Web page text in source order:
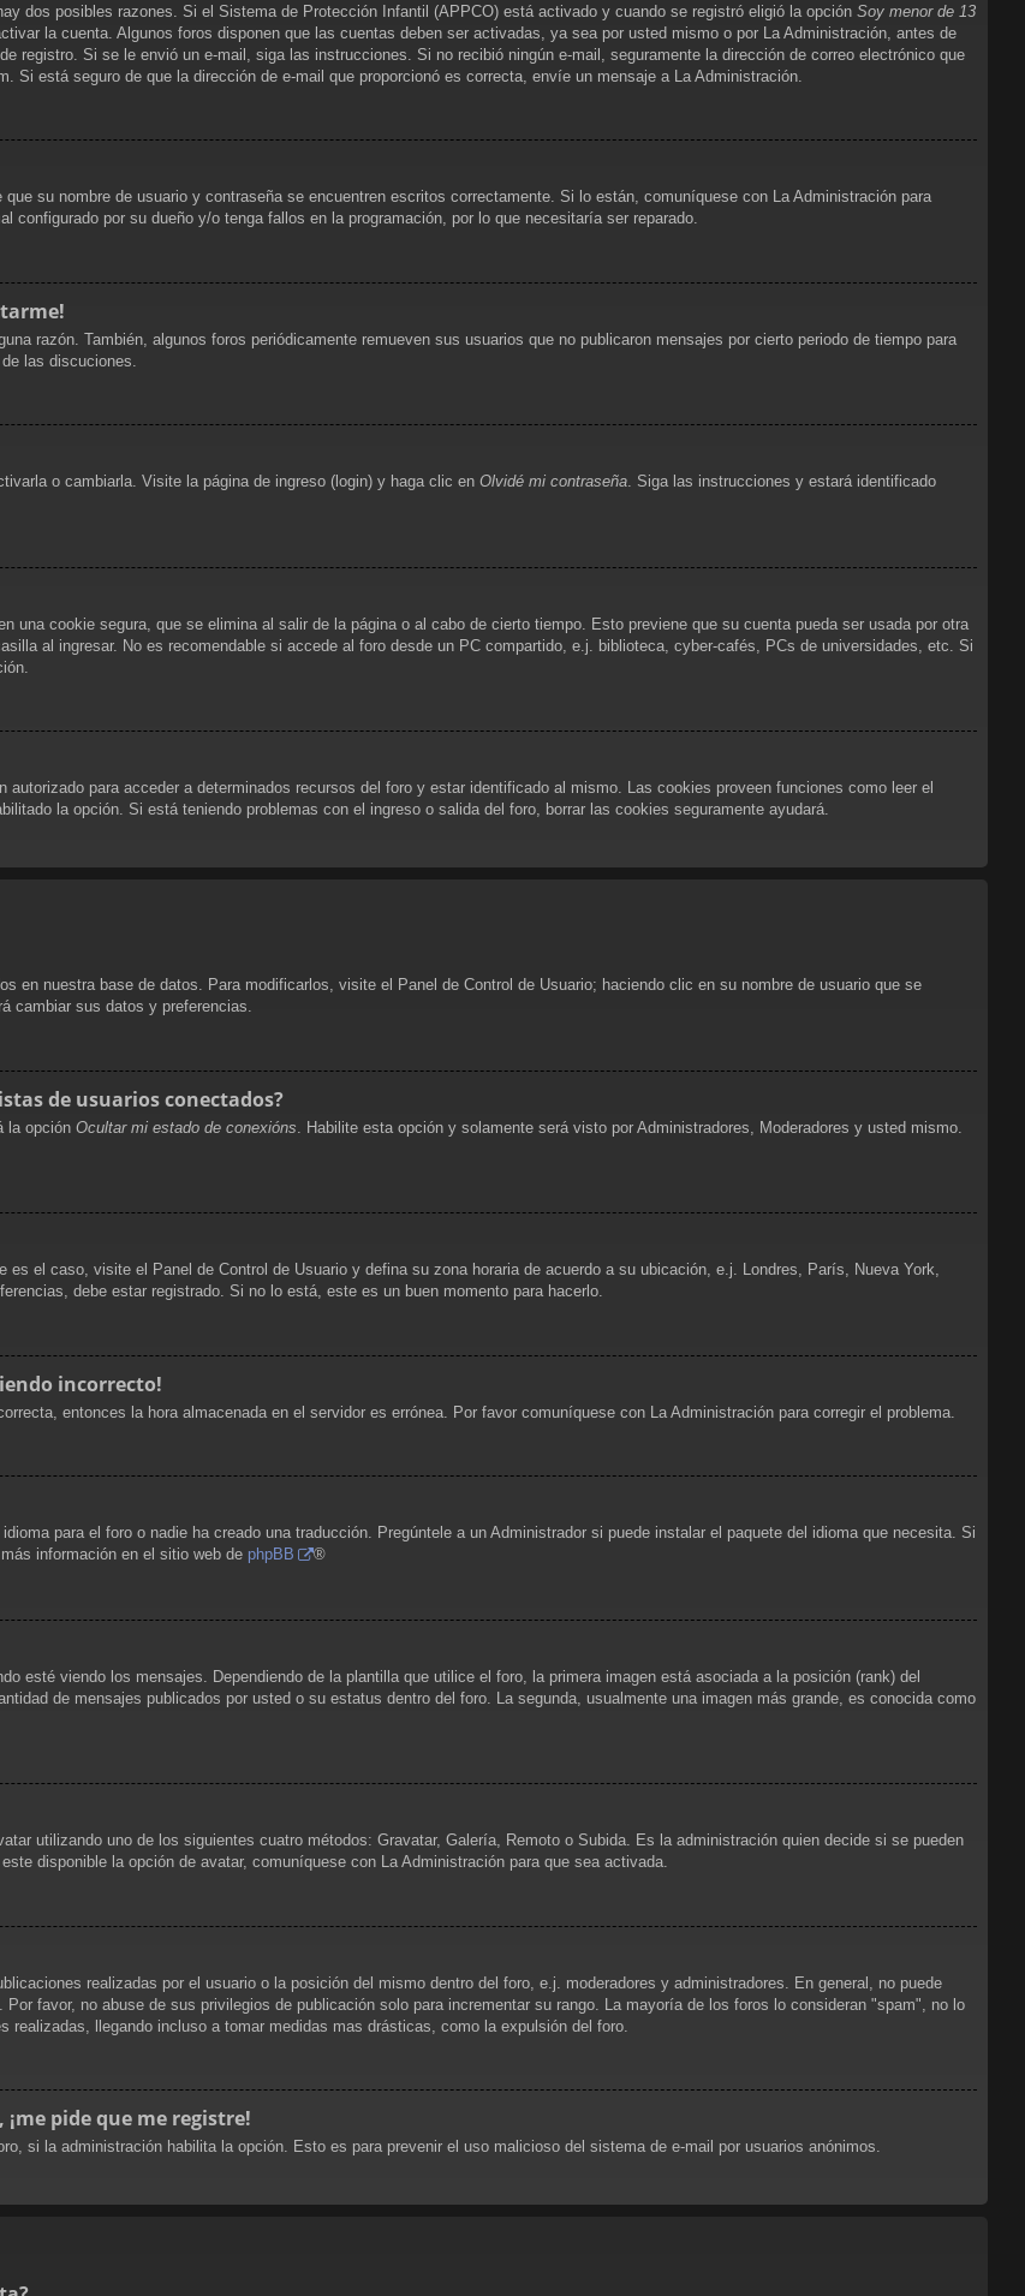
dos posibles razones. Si el Sistema de Protección Infantil (APPCO) está activado y cuando se registró eligió la opción Soy menor de 13
la cuenta. Algunos foros disponen que las cuentas deben ser activadas, ya sea por usted mismo o por La Administración, antes de
registro. Si se le envió un e-mail, siga las instrucciones. Si no recibió ningún e-mail, seguramente la dirección de correo electrónico que
Si está seguro de que la dirección de e-mail que proporcionó es correcta, envíe un mensaje a La Administración.
su nombre de usuario y contraseña se encuentren escritos correctamente. Si lo están, comuníquese con La Administración para
configurado por su dueño y/o tenga fallos en la programación, por lo que necesitaría ser reparado.
razón. También, algunos foros periódicamente remueven sus usuarios que no publicaron mensajes por cierto periodo de tiempo para
las discuciones.
o cambiarla. Visite la página de ingreso (login) y haga clic en Olvidé mi contraseña. Siga las instrucciones y estará identificado
una cookie segura, que se elimina al salir de la página o al cabo de cierto tiempo. Esto previene que su cuenta pueda ser usada por otra
al ingresar. No es recomendable si accede al foro desde un PC compartido, e.j. biblioteca, cyber-cafés, PCs de universidades, etc. Si
para acceder a determinados recursos del foro y estar identificado al mismo. Las cookies proveen funciones como leer el
la opción. Si está teniendo problemas con el ingreso o salida del foro, borrar las cookies seguramente ayudará.
en nuestra base de datos. Para modificarlos, visite el Panel de Control de Usuario; haciendo clic en su nombre de usuario que se
cambiar sus datos y preferencias.
de usuarios conectados?
la opción Ocultar mi estado de conexións . Habilite esta opción y solamente será visto por Administradores, Moderadores y usted mismo.
el caso, visite el Panel de Control de Usuario y defina su zona horaria de acuerdo a su ubicación, e.j. Londres, París, Nueva York,
debe estar registrado. Si no lo está, este es un buen momento para hacerlo.
incorrecto!
entonces la hora almacenada en el servidor es errónea. Por favor comuníquese con La Administración para corregir el problema.
para el foro o nadie ha creado una traducción. Pregúntele a un Administrador si puede instalar el paquete del idioma que necesita. Si
información en el sitio web de phpBB ®
esté viendo los mensajes. Dependiendo de la plantilla que utilice el foro, la primera imagen está asociada a la posición (rank) del
de mensajes publicados por usted o su estatus dentro del foro. La segunda, usualmente una imagen más grande, es conocida como
utilizando uno de los siguientes cuatro métodos: Gravatar, Galería, Remoto o Subida. Es la administración quien decide si se pueden
disponible la opción de avatar, comuníquese con La Administración para que sea activada.
realizadas por el usuario o la posición del mismo dentro del foro, e.j. moderadores y administradores. En general, no puede
favor, no abuse de sus privilegios de publicación solo para incrementar su rango. La mayoría de los foros lo consideran "spam", no lo
llegando incluso a tomar medidas mas drásticas, como la expulsión del foro.
pide que me registre!
si la administración habilita la opción. Esto es para prevenir el uso malicioso del sistema de e-mail por usuarios anónimos.